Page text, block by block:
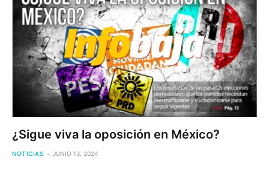
¿Sigue viva la oposición en México?
NOTICIAS JUNIO 13, 2024